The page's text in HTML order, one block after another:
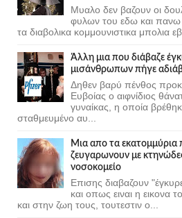
Μυαλο δεν βαζουν οι
φυλων του εδω και πανω
τα διαβολικα κομμουνιστικα μπολια
Άλλη μια που διάβαζε
μισάνθρωπων πήγε
Δηθεν βαρύ πένθος
Ευβοίας ο αιφνίδιος
γυναίκας, η οποία
σταθμευμένο αυ...
Μια απο τα εκατομμύρια
ζευγαρωνουν με
νοσοκομείο
Επισης διαβαζουν
και οπως ειναι η εικονα
και στην ζωη τους, τουτεστιν ο...